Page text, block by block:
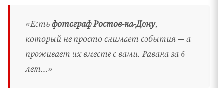
«Естьфотограф Ростов-на-Дону,
который не просто снимает события — а
проживает их вместе с вами. Равана за 6
лет…»